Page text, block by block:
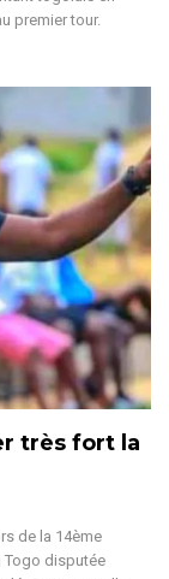
premier tour.
très fort la
de la 14ème
Togo disputée